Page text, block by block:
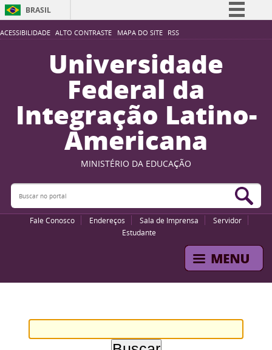
ACESSIBILIDADE ALTO CONTRASTE MAPA DO SITE RSS
BRASIL
Simplifique!
Participe
Acesso à informação
Legislação
Canais
Universidade
Federal da
Integração Latino-
Americana
MINISTÉRIO DA EDUCAÇÃO
Buscar no portal
Fale Conosco Endereços Sala de Imprensa
Servidor
Estudante